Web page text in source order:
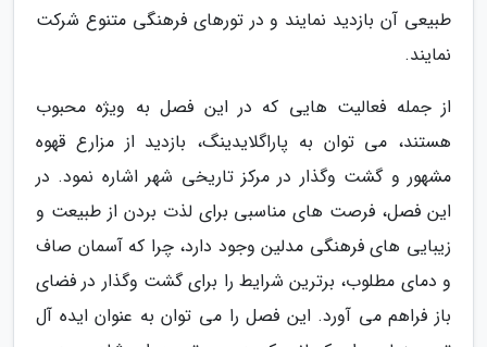
طبیعی آن بازدید نمایند و در تورهای فرهنگی متنوع شرکت
نمایند.
از جمله فعالیت هایی که در این فصل به ویژه محبوب
هستند، می توان به پاراگلایدینگ، بازدید از مزارع قهوه
مشهور و گشت وگذار در مرکز تاریخی شهر اشاره نمود. در
این فصل، فرصت های مناسبی برای لذت بردن از طبیعت و
زیبایی های فرهنگی مدلین وجود دارد، چرا که آسمان صاف
و دمای مطلوب، برترین شرایط را برای گشت وگذار در فضای
باز فراهم می آورد. این فصل را می توان به عنوان ایده آل